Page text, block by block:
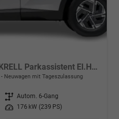
Premium Luxury Matrix KRELL Parkassistent El.Heck
Neuwagen mit Tageszulassung
Getriebe Autom. 6-Gang
Leistung 176 kW (239 PS)